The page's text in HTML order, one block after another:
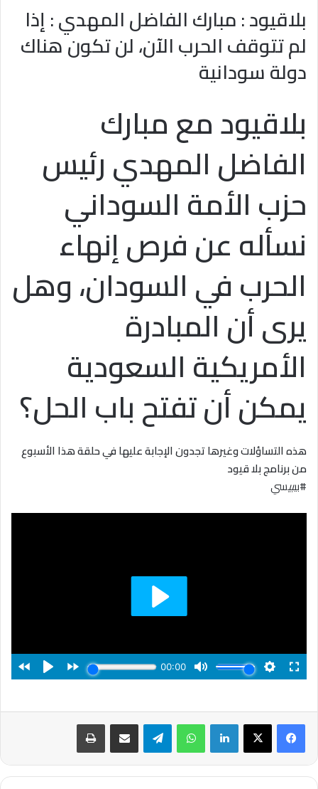
بلاقيود : مبارك الفاضل المهدي : إذا
لم تتوقف الحرب الآن، لن تكون هناك
دولة سودانية
بلاقيود مع مبارك
الفاضل المهدي رئيس
حزب الأمة السوداني
نسأله عن فرص إنهاء
الحرب في السودان، وهل
يرى أن المبادرة
الأمريكية السعودية
يمكن أن تفتح باب الحل؟
هذه التساؤلات وغيرها تجدون الإجابة عليها في حلقة هذا الأسبوع
من برنامج بلا قيود
#بيبيسي
لينكدإن واتساب تيلقرام مشاركة عبر البريد طباعة